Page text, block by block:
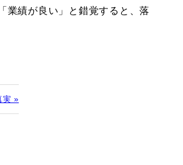
業績が良い」と錯覚すると、落
実 »